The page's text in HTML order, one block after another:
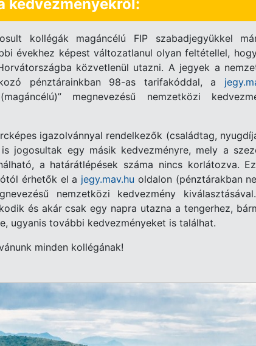
kedvezményekről:
kollégák magáncélú FIP szabadjegyükkel
évekhez képest változatlanul olyan feltétellel,
közvetlenül utazni. A jegyek a
pénztárainkban 98-as tarifakóddal, a
megnevezésű nemzetközi
igazolvánnyal rendelkezők (családtag,
jogosultak egy másik kedvezményre, mely a
a határátlépések száma nincs korlátozva.
érhetők el a jegy.mav.hu oldalon (pénztárakban
nemzetközi kedvezmény
és akár csak egy napra utazna a tengerhez,
ugyanis további kedvezményeket is találhat.
minden kollégának!